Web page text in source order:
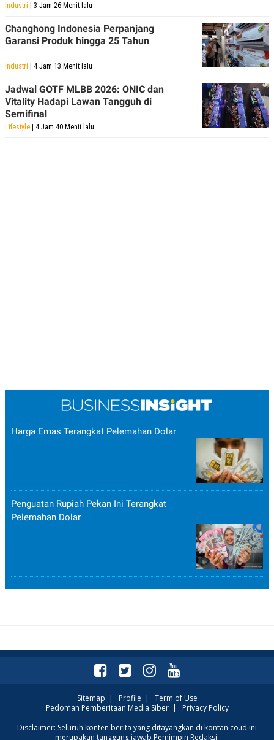
Industri | 3 Jam 26 Menit lalu
Changhong Indonesia Perpanjang
Garansi Produk hingga 25 Tahun
Industri | 4 Jam 13 Menit lalu
Jadwal GOTF MLBB 2026: ONIC dan
Vitality Hadapi Lawan Tangguh di
Semifinal
Lifestyle | 4 Jam 40 Menit lalu
Harga Emas Terangkat Pelemahan Dolar
Penguatan Rupiah Pekan Ini Terangkat
Pelemahan Dolar
Sitemap Profile
Term of Use
Pedoman Pemberitaan Media Siber| Privacy Policy
Disclaimer: Seluruh konten berita yang ditayangkan di kontan.co.id ini
merupakan tanggung jawab Pemimpin Redaksi.